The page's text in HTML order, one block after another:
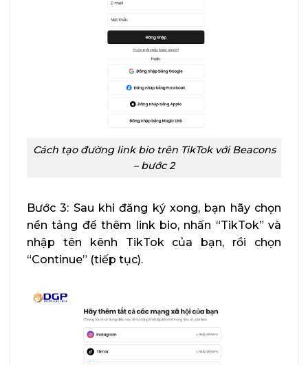
Cách tạo đường link bio trên TikTok với Beacons
– bước 2
Bước 3: Sau khi đăng ký xong, bạn hãy chọn
nền tảng để thêm link bio, nhấn “TikTok” và
nhập tên kênh TikTok của bạn, rồi chọn
“Continue” (tiếp tục).